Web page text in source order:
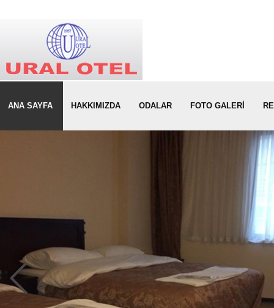
ANA SAYFA HAKKIMIZDA ODALAR FOTO GALERİ